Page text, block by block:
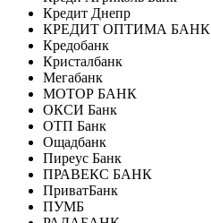
Кредит Днепр
КРЕДИТ ОПТИМА БАНК
Кредобанк
Кристалбанк
Мегабанк
МОТОР БАНК
ОКСИ Банк
ОТП Банк
Ощадбанк
Пиреус Банк
ПРАВЕКС БАНК
ПриватБанк
ПУМБ